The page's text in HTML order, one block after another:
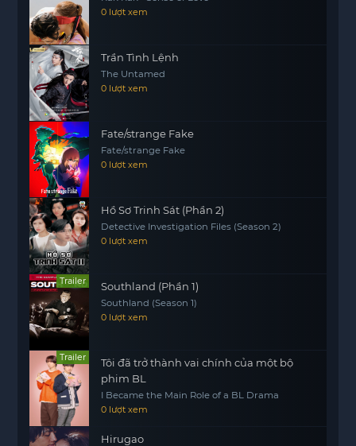
0 lượt xem
Trần Tình Lệnh
The Untamed
0 lượt xem
Fate/strange Fake
Fate/strange Fake
0 lượt xem
Hồ Sơ Trinh Sát (Phần 2)
Detective Investigation Files (Season 2)
0 lượt xem
Trailer Southland (Phần 1)
Southland (Season 1)
0 lượt xem
Trailer
Tôi đã trở thành vai chính của một bộ
phim BL
I Became the Main Role of a BL Drama
0 lượt xem
Hirugao